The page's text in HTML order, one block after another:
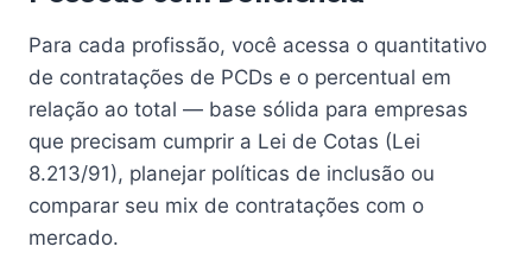
Para cada profissão, você acessa o quantitativo
de contratações de PCDs e o percentual em
relação ao total — base sólida para empresas
que precisam cumprir a Lei de Cotas (Lei
8.213/91), planejar políticas de inclusão ou
comparar seu mix de contratações com o
mercado.